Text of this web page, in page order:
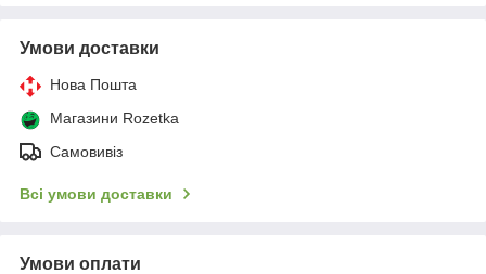
Умови доставки
Нова Пошта
Магазини Rozetka
Самовивіз
Всі умови доставки
Умови оплати